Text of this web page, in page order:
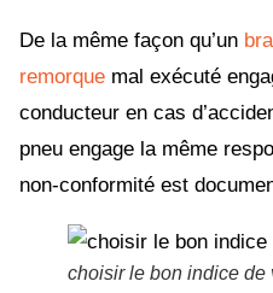
De la même façon qu’un
remorque mal exécuté
conducteur en cas
pneu engage la même
non-conformité est
choisir le bon indice de